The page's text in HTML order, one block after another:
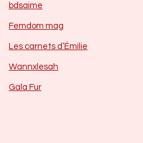
bdsaime
Femdom mag
Les carnets d’Émilie
Wannxlesah
Gala Fur